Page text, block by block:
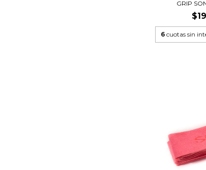
GRIP
6 cuotas sin